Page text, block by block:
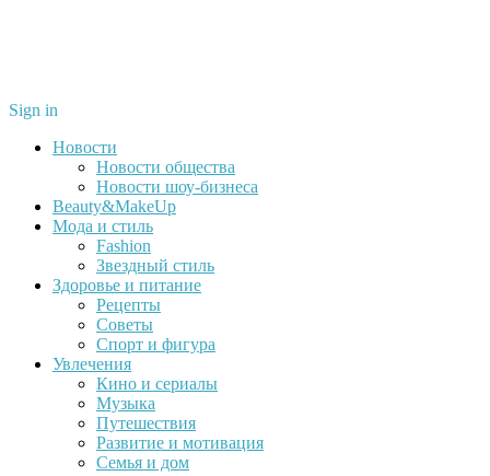
Sign in
Новости
Новости общества
Новости шоу-бизнеса
Beauty&MakeUp
Мода и стиль
Fashion
Звездный стиль
Здоровье и питание
Рецепты
Советы
Спорт и фигура
Увлечения
Кино и сериалы
Музыка
Путешествия
Развитие и мотивация
Семья и дом